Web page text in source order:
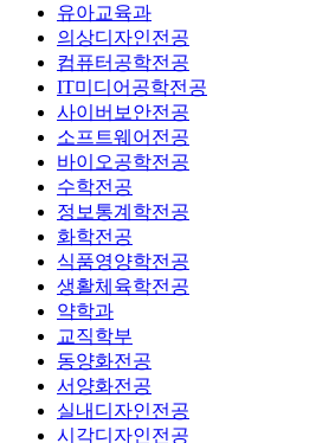
유아교육과
의상디자인전공
컴퓨터공학전공
IT미디어공학전공
사이버보안전공
소프트웨어전공
바이오공학전공
수학전공
정보통계학전공
화학전공
식품영양학전공
생활체육학전공
약학과
교직학부
동양화전공
서양화전공
실내디자인전공
시각디자인전공